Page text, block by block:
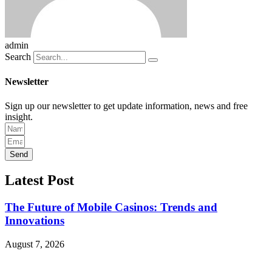
admin
Search
Newsletter
Sign up our newsletter to get update information, news and free
insight.
Send
Latest Post
The Future of Mobile Casinos: Trends and
Innovations
August 7, 2026